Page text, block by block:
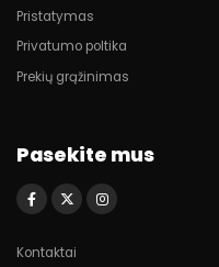
Pristatymas
Privatumo poltika
Prekių grąžinimas
Pasekite mus
Kontaktai